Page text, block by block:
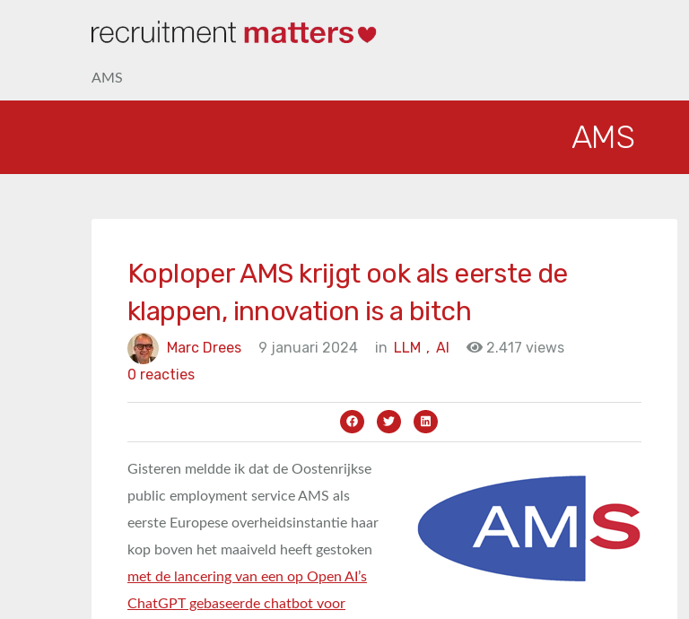
AMS
AMS
Koploper AMS krijgt ook als eerste de
klappen, innovation is a bitch
Marc Drees 9 januari 2024 in AI
LLM ,
2.417 views
0 reacties
Gisteren meldde ik dat de Oostenrijkse
public employment service AMS als
eerste Europese overheidsinstantie haar
kop boven het maaiveld heeft gestoken
met de lancering van een op Open AI’s
ChatGPT gebaseerde chatbot voor